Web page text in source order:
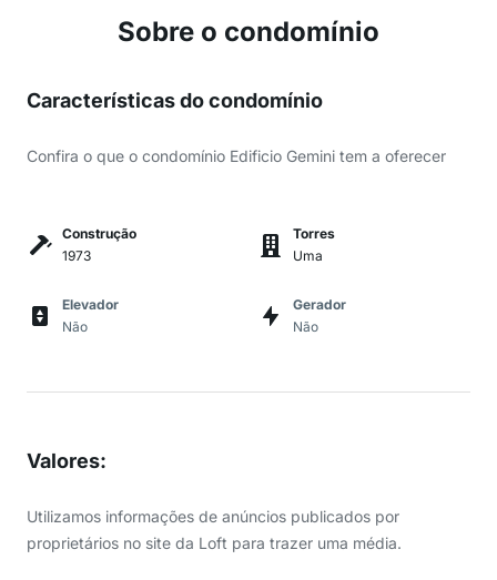
Sobre o condomínio
Características do condomínio
Confira o que o condomínio Edificio Gemini tem a oferecer
Construção
1973
Torres
Uma
Elevador
Não
Gerador
Não
Valores:
Utilizamos informações de anúncios publicados por
proprietários no site da Loft para trazer uma média.